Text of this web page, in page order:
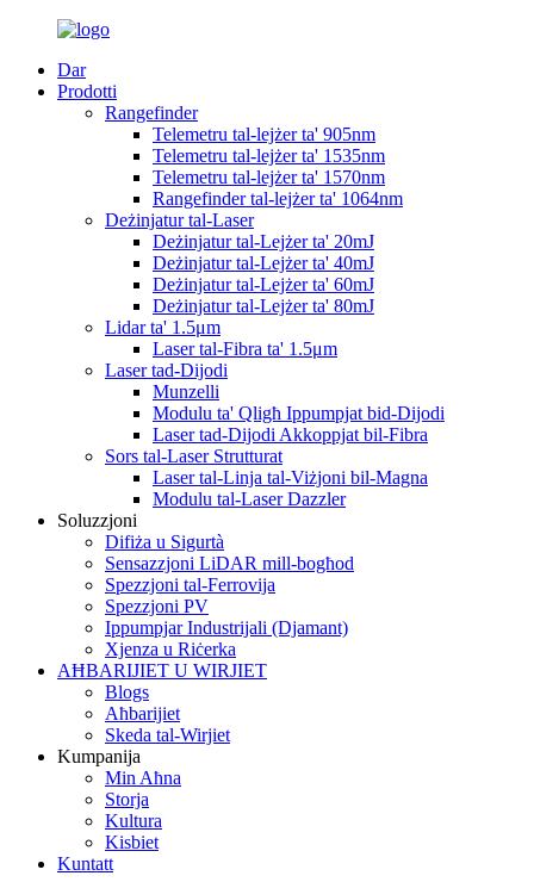
Dar
Prodotti
Rangefinder
Telemetru tal-lejżer ta' 905nm
Telemetru tal-lejżer ta' 1535nm
Telemetru tal-lejżer ta' 1570nm
Rangefinder tal-lejżer ta' 1064nm
Deżinjatur tal-Laser
Deżinjatur tal-Lejżer ta' 20mJ
Deżinjatur tal-Lejżer ta' 40mJ
Deżinjatur tal-Lejżer ta' 60mJ
Deżinjatur tal-Lejżer ta' 80mJ
Lidar ta' 1.5μm
Laser tal-Fibra ta' 1.5μm
Laser tad-Dijodi
Munzelli
Modulu ta' Qligħ Ippumpjat bid-Dijodi
Laser tad-Dijodi Akkoppjat bil-Fibra
Sors tal-Laser Strutturat
Laser tal-Linja tal-Viżjoni bil-Magna
Modulu tal-Laser Dazzler
Soluzzjoni
Difiża u Sigurtà
Sensazzjoni LiDAR mill-bogħod
Spezzjoni tal-Ferrovija
Spezzjoni PV
Ippumpjar Industrijali (Djamant)
Xjenza u Riċerka
AĦBARIJIET U WIRJIET
Blogs
Aħbarijiet
Skeda tal-Wirjiet
Kumpanija
Min Aħna
Storja
Kultura
Kisbiet
Kuntatt